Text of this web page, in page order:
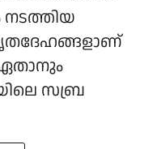
സബ്ര